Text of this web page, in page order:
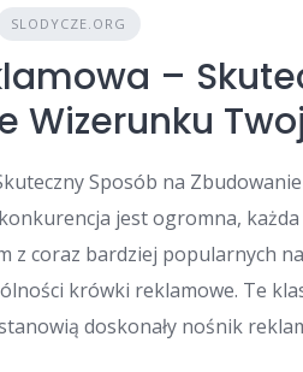
SLODYCZE.ORG
–
Wizerunku
Sposób na
jest ogromna,
z coraz bardziej popularnych
krówki reklamowe. Te
doskonały nośnik